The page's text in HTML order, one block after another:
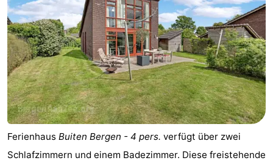
Ferienhaus Buiten Bergen - 4 pers. verfügt über zwei
Schlafzimmern und einem Badezimmer. Diese freistehende